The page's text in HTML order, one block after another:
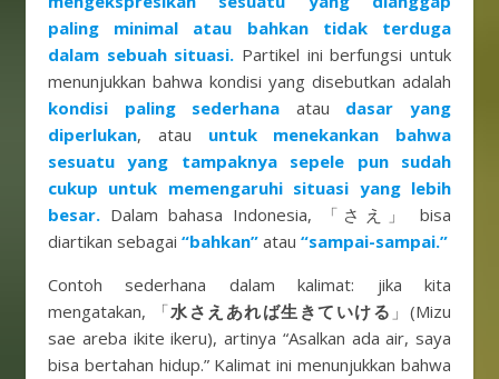
paling minimal atau bahkan tidak terduga
dalam sebuah situasi. Partikel ini berfungsi untuk
menunjukkan bahwa kondisi yang disebutkan adalah
kondisi paling sederhana atau dasar yang
diperlukan, atau untuk menekankan bahwa
sesuatu yang tampaknya sepele pun sudah
cukup untuk memengaruhi situasi yang lebih
besar. Dalam bahasa Indonesia, 「さえ」 bisa
diartikan sebagai “bahkan” atau “sampai-sampai.”
Contoh sederhana dalam kalimat: jika kita
mengatakan, 「水さえあれば生きていける 」(Mizu
sae areba ikite ikeru), artinya “Asalkan ada air, saya
bisa bertahan hidup.” Kalimat ini menunjukkan bahwa